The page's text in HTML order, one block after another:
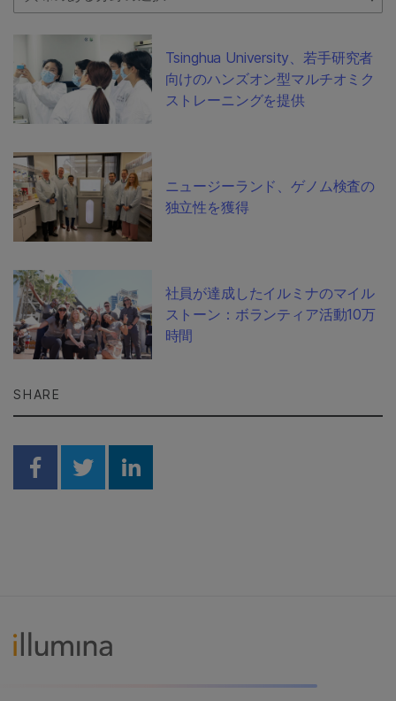
Tsinghua University、若手研究者
向けのハンズオン型マルチオミク
ストレーニングを提供
ニュージーランド、ゲノム検査の
独立性を獲得
社員が達成したイルミナのマイル
ストーン：ボランティア活動10万
時間
SHARE
Share on Facebook
Share on Twitter
Share on Linkedin